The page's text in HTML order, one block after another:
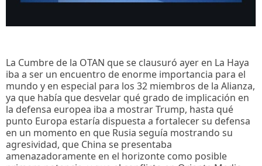
La Cumbre de la OTAN que se clausuró ayer en La Haya
iba a ser un encuentro de enorme importancia para el
mundo y en especial para los 32 miembros de la Alianza,
ya que había que desvelar qué grado de implicación en
la defensa europea iba a mostrar Trump, hasta qué
punto Europa estaría dispuesta a fortalecer su defensa
en un momento en que Rusia seguía mostrando su
agresividad, que China se presentaba
amenazadoramente en el horizonte como posible